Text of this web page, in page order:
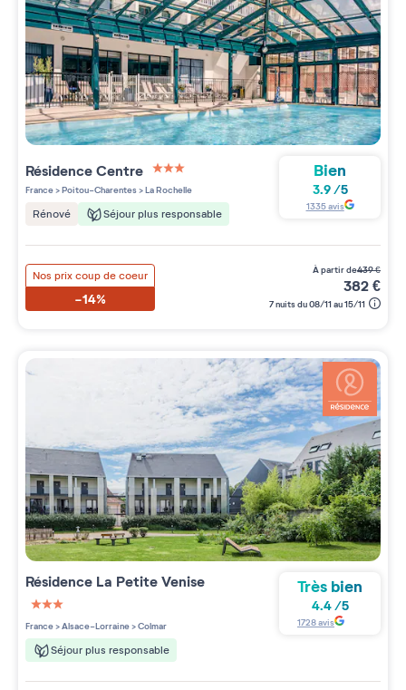
RésidenceCentre
3 étoiles sur 5
France>Poitou-Charentes>La Rochelle
Rénové Séjour plus responsable
Bien
3.9/5
1335avis
Nos prix coup de coeur
-14%
à partir de439€
382€
7 nuits du 08/11 au 15/11
Résidence La Petite Venise
3 étoiles sur 5
France>Alsace-Lorraine>Colmar
Séjour plus responsable
Très bien
4.4/5
1728avis